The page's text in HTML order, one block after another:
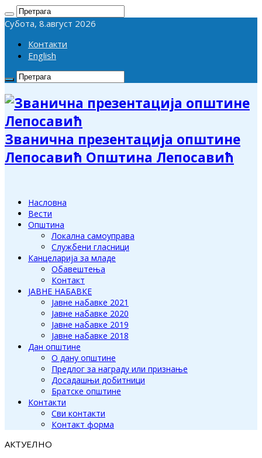
Субота, 8.август 2026
Контакти
English
Званична презентација општине
Лепосавић Општина Лепосавић
Насловна
Вести
Општина
Локална самоуправа
Службени гласници
Канцеларија за младе
Обавештења
Контакт
ЈАВНЕ НАБАВКЕ
Јавне набавке 2021
Јавне набавке 2020
Јавне набавке 2019
Јавне набавке 2018
Дан општине
О дану општине
Предлог за награду или признање
Досадашњи добитници
Братске општине
Контакти
Сви контакти
Контакт форма
АКТУЕЛНО